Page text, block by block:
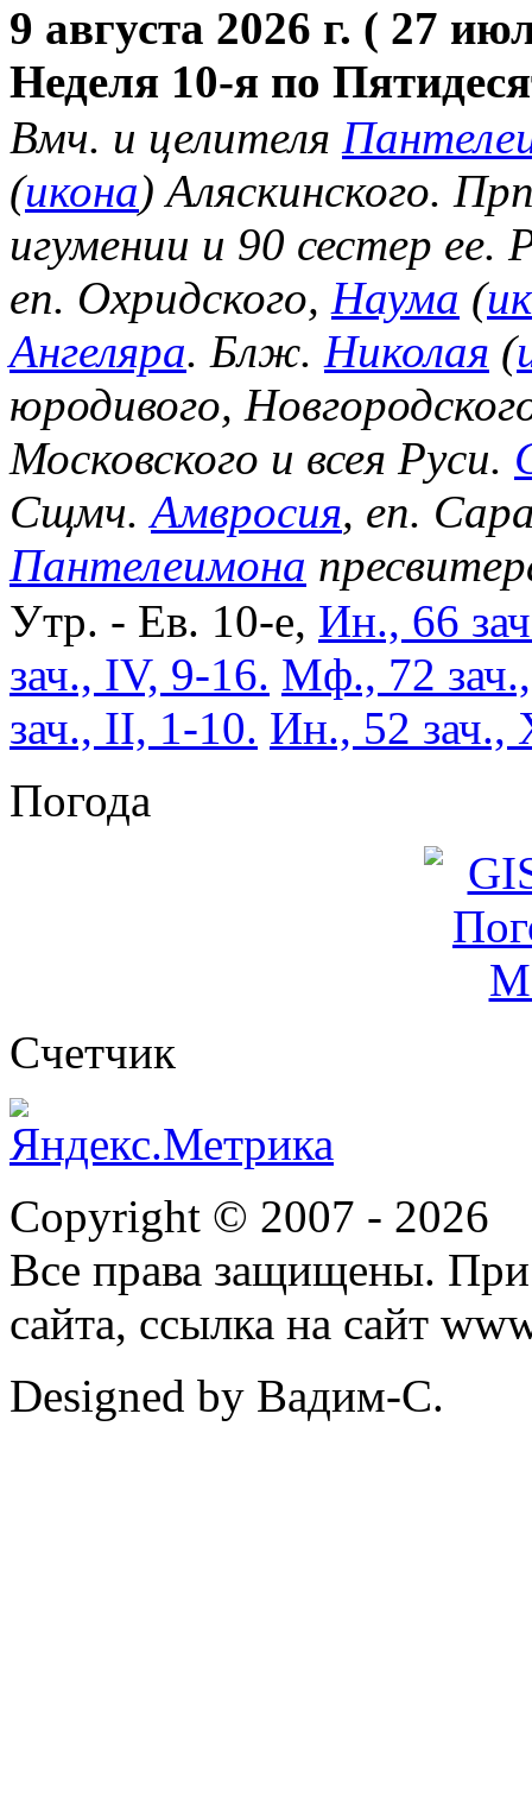
9 августа 2026 г. ( 27
Неделя 10-я по
Вмч. и целителя
(икона) Аляскинского.
игумении и 90 сестер ее.
еп. Охридского, Наума (
Ангеляра. Блж. Николая (
юродивого,
Московского и всея Руси.
Сщмч.Амвросия, еп.
Пантелеимона
Утр. - Ев. 10-е, Ин., 66
зач., IV, 9-16. Мф., 72
зач., II, 1-10. Ин., 52 зач.,
Погода
Cчетчик
Copyright © 2007 - 2026
Все права защищены. При
сайта, ссылка на сайт
Designed by Вадим-С.